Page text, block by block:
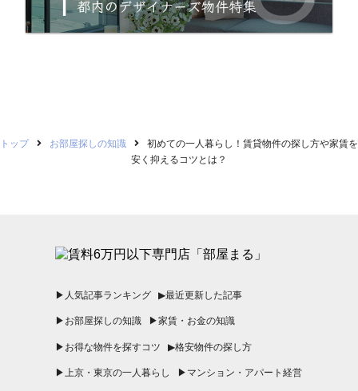
トップ お部屋探しの知識
初めての一人暮らし！賃貸物件の探し方や家賃を
安く抑えるコツとは？
▶︎人気記事ランキング ▶︎最近更新した記事
▶︎お部屋探しの知識 ▶︎家賃・お金の知識
▶︎お得な物件を探すコツ ▶︎格安物件の探し方
▶︎上京・東京の一人暮らし ▶︎マンション・アパート経営